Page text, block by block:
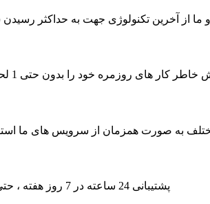
خود را بدون حتی 1 لحظه قطعی و افت سرعت انجام دهید
مختلف به صورت همزمان از سرویس های ما
پشتیبانی 24 ساعته در 7 روز هفته ، حتی روز های تعطیل درکنار شما هستیم